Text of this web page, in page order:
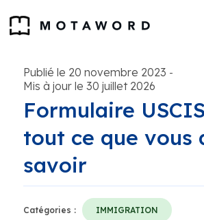
Publié le 20 novembre 2023 -
Mis à jour le 30 juillet 2026
Formulaire
tout ce que vous
savoir
Catégories : IMMIGRATION